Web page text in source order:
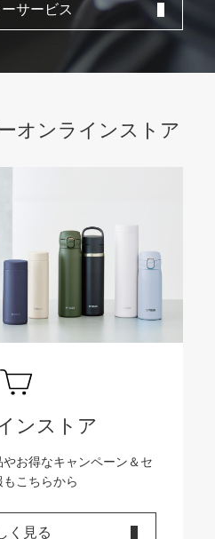
サービス
オンラインストア
ンストア
お得なキャンペーン＆セ
もこちらから
く見る